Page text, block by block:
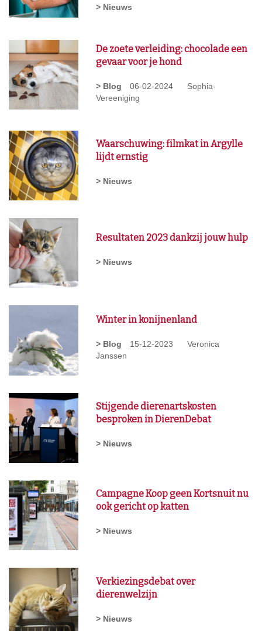
> Nieuws
> Blog 06-02-2024
Sophia-
Vereeniging
De zoete verleiding: chocolade een
gevaar voor je hond
> Nieuws
Waarschuwing: filmkat in Argylle
lijdt ernstig
> Nieuws
Resultaten 2023 dankzij jouw hulp
> Blog 15-12-2023
Veronica
Janssen
Winter in konijnenland
> Nieuws
Stijgende dierenartskosten
besproken in DierenDebat
> Nieuws
Campagne Koop geen Kortsnuit nu
ook gericht op katten
> Nieuws
Verkiezingsdebat over
dierenwelzijn